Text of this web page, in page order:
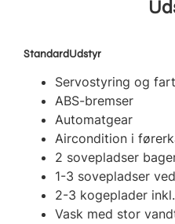
StandardUdstyr
Servostyring og
ABS-bremser
Automatgear
Aircondition i
2 sovepladser
1-3 sovepladser
2-3 kogeplader
Vask med stor